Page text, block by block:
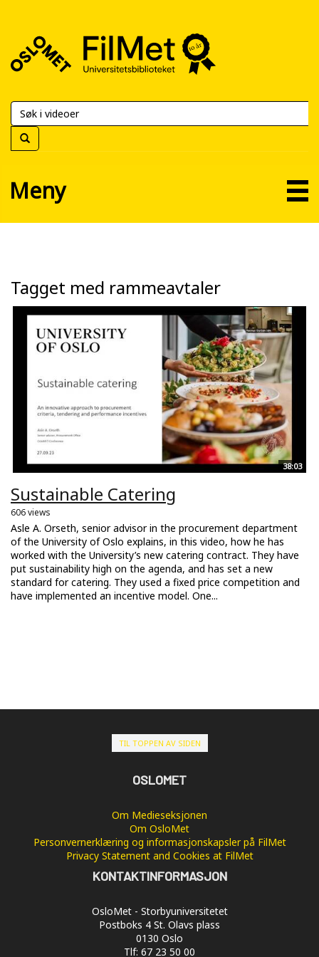
FilMet
Universitetsbiblioteket
Meny
Tagget med rammeavtaler
38:03
Sustainable Catering
606 views
Asle A. Orseth, senior advisor in the procurement department
of the University of Oslo explains, in this video, how he has
worked with the University’s new catering contract. They have
put sustainability high on the agenda, and has set a new
standard for catering. They used a fixed price competition and
have implemented an incentive model. One...
TIL TOPPEN AV SIDEN
OSLOMET
Om Medieseksjonen
Om OsloMet
Personvernerklæring og informasjonskapsler på FilMet
Privacy Statement and Cookies at FilMet
KONTAKTINFORMASJON
OsloMet - Storbyuniversitetet
Postboks 4 St. Olavs plass
0130 Oslo
Tlf: 67 23 50 00